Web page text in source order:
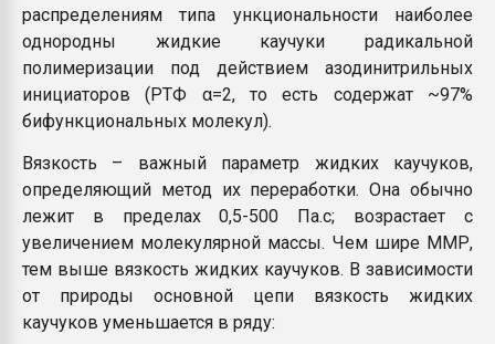
распределениям типа ункциональности наиболее
однородны жидкие каучуки радикальной
полимеризации под действием азодинитрильных
инициаторов (РТФ α=2, то есть содержат ~97%
бифункциональных молекул).
Вязкость – важный параметр жидких каучуков,
определяющий метод их переработки. Она обычно
лежит в пределах 0,5-500 Па.с; возрастает с
увеличением молекулярной массы. Чем шире ММР,
тем выше вязкость жидких каучуков. В зависимости
от природы основной цепи вязкость жидких
каучуков уменьшается в ряду: